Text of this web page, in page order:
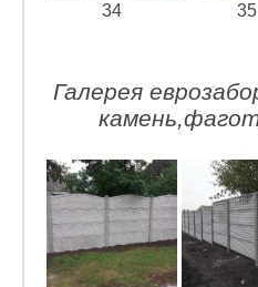
34
35
Галерея